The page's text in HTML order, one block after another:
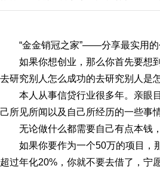
“金金销冠之家”——分享最实用
如果你想创业，那么你首先要想
去研究别人怎么成功的去研究别人是
本人从事信贷行业很多年。亲眼
己所见所闻以及自己所经历的一些事
无论做什么都需要自己有点本钱
如果你要作为一个50万的项目，
超过年化20%，你就不要去借了，宁